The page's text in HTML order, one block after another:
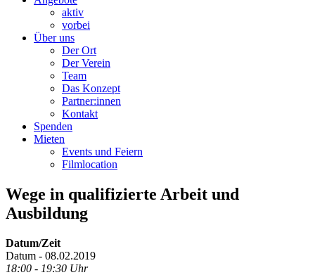
aktiv
vorbei
Über uns
Der Ort
Der Verein
Team
Das Konzept
Partner:innen
Kontakt
Spenden
Mieten
Events und Feiern
Filmlocation
Wege in qualifizierte Arbeit und
Ausbildung
Datum/Zeit
Datum - 08.02.2019
18:00 - 19:30 Uhr